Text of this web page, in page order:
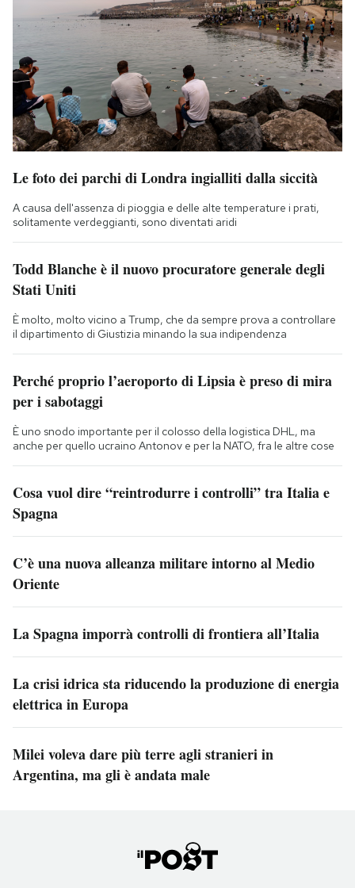
Le foto dei parchi di Londra ingialliti dalla siccità
A causa dell'assenza di pioggia e delle alte temperature i prati,
solitamente verdeggianti, sono diventati aridi
Todd Blanche è il nuovo procuratore generale degli
Stati Uniti
È molto, molto vicino a Trump, che da sempre prova a controllare
il dipartimento di Giustizia minando la sua indipendenza
Perché proprio l’aeroporto di Lipsia è preso di mira
per i sabotaggi
È uno snodo importante per il colosso della logistica DHL, ma
anche per quello ucraino Antonov e per la NATO, fra le altre cose
Cosa vuol dire “reintrodurre i controlli” tra Italia e
Spagna
C’è una nuova alleanza militare intorno al Medio
Oriente
La Spagna imporrà controlli di frontiera all’Italia
La crisi idrica sta riducendo la produzione di energia
elettrica in Europa
Milei voleva dare più terre agli stranieri in
Argentina, ma gli è andata male